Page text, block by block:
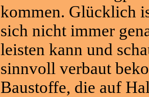
kommen. Glücklich
sich nicht immer
leisten kann und
sinnvoll verbaut
Baustoffe, die auf